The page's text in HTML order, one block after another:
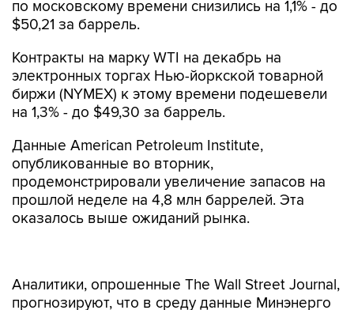
по московскому времени снизились на 1,1% - до
$50,21 за баррель.
Контракты на марку WTI на декабрь на
электронных торгах Нью-йоркской товарной
биржи (NYMEX) к этому времени подешевели
на 1,3% - до $49,30 за баррель.
Данные American Petroleum Institute,
опубликованные во вторник,
продемонстрировали увеличение запасов на
прошлой неделе на 4,8 млн баррелей. Эта
оказалось выше ожиданий рынка.
покажут рост запасов нефти в США на 2,1 млн